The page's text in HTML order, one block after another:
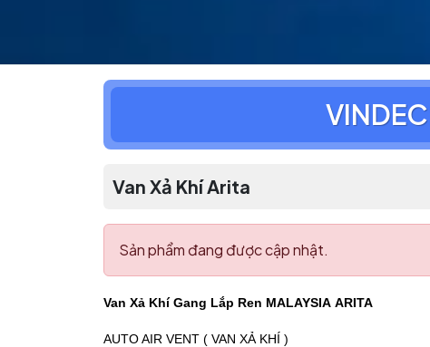
Van Xả Khí Arita
Sản phẩm đang được cập nhật.
Van Xả Khí Gang Lắp Ren MALAYSIA ARITA
AUTO AIR VENT ( VAN XẢ KHÍ )